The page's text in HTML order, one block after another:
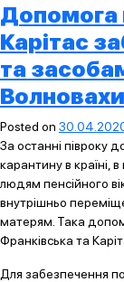
Допомога
Карітас
та
Волновахи
Posted on
За останні півроку
карантину в країні,
людям пенсійного
внутрішньо
матерям. Така
Франківська та
Для забезпечення